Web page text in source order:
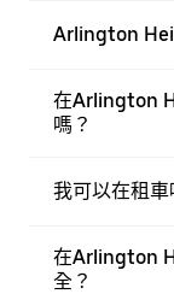
Arlington
在Arlington
嗎？
我可以在租
在Arlington
全？